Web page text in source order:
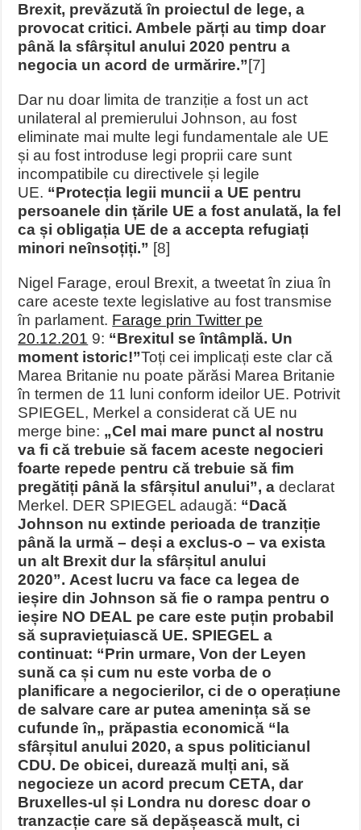
Brexit, prevăzută în proiectul de lege, a
provocat critici. Ambele părți au timp doar
până la sfârșitul anului 2020 pentru a
negocia un acord de urmărire.” [7]
Dar nu doar limita de tranziție a fost un act
unilateral al premierului Johnson, au fost
eliminate mai multe legi fundamentale ale UE
și au fost introduse legi proprii care sunt
incompatibile cu directivele și legile
UE. “Protecția legii muncii a UE pentru
persoanele din țările UE a fost anulată, la fel
ca și obligația UE de a accepta refugiați
minori neînsoțiți.” [8]
Nigel Farage, eroul Brexit, a tweetat în ziua în
care aceste texte legislative au fost transmise
în parlament. Farage prin Twitter pe
20.12.201 9: “Brexitul se întâmplă. Un
moment istoric!”Toți cei implicați este clar că
Marea Britanie nu poate părăsi Marea Britanie
în termen de 11 luni conform ideilor UE. Potrivit
SPIEGEL, Merkel a considerat că UE nu
merge bine: „Cel mai mare punct al nostru
va fi că trebuie să facem aceste negocieri
foarte repede pentru că trebuie să fim
pregătiți până la sfârșitul anului”, a declarat
Merkel. DER SPIEGEL adaugă: “Dacă
Johnson nu extinde perioada de tranziție
până la urmă – deși a exclus-o – va exista
un alt Brexit dur la sfârșitul anului
2020”. Acest lucru va face ca legea de
ieșire din Johnson să fie o rampa pentru o
ieșire NO DEAL pe care este puțin probabil
să supraviețuiască UE. SPIEGEL a
continuat: “Prin urmare, Von der Leyen
sună ca și cum nu este vorba de o
planificare a negocierilor, ci de o operațiune
de salvare care ar putea amenința să se
cufunde în„ prăpastia economică “la
sfârșitul anului 2020, a spus politicianul
CDU. De obicei, durează mulți ani, să
negocieze un acord precum CETA, dar
Bruxelles-ul și Londra nu doresc doar o
tranzacție care să depășească mult, ci